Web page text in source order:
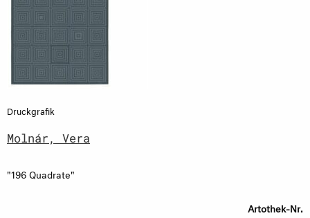
Druckgrafik
Molnár, Vera
"196 Quadrate"
Artothek-Nr.